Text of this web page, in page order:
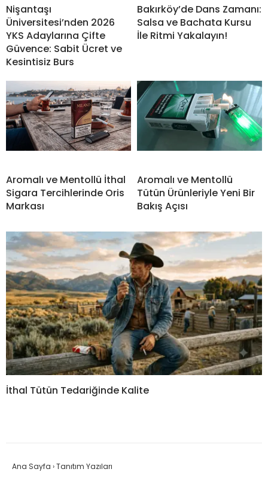
Nişantaşı
Üniversitesi’nden 2026
YKS Adaylarına Çifte
Güvence: Sabit Ücret ve
Kesintisiz Burs
Bakırköy’de Dans Zamanı:
Salsa ve Bachata Kursu
İle Ritmi Yakalayın!
Aromalı ve Mentollü İthal
Sigara Tercihlerinde Oris
Markası
Aromalı ve Mentollü
Tütün Ürünleriyle Yeni Bir
Bakış Açısı
İthal Tütün Tedariğinde Kalite
Ana Sayfa ›Tanıtım Yazıları